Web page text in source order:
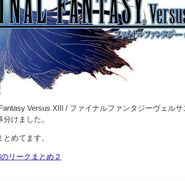
Versus XIII / ファイナルファンタジーヴェル
けました。
めてます。
リークまとめ２